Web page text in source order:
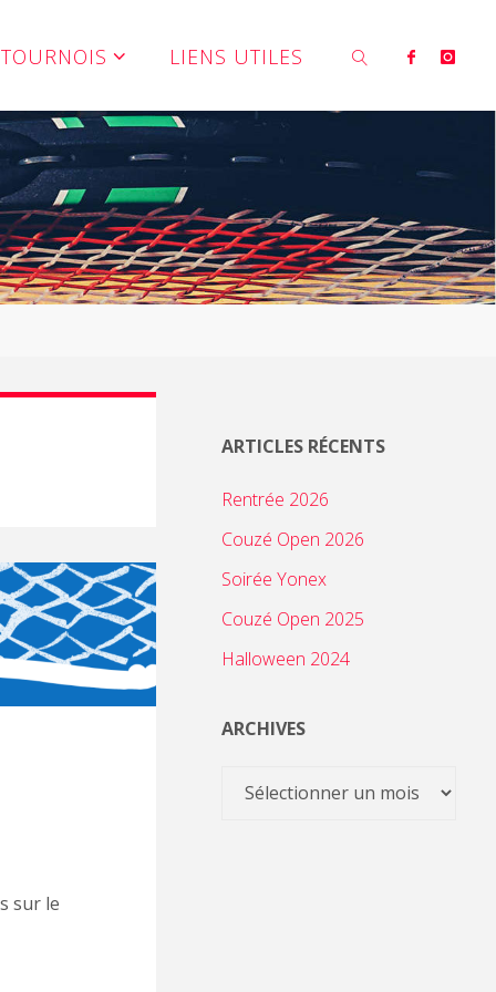
TOURNOIS LIENS UTILES
SEARCH
sur le
ARTICLES RÉCENTS
Rentrée 2026
Couzé Open 2026
Soirée Yonex
Couzé Open 2025
Halloween 2024
ARCHIVES
Archives